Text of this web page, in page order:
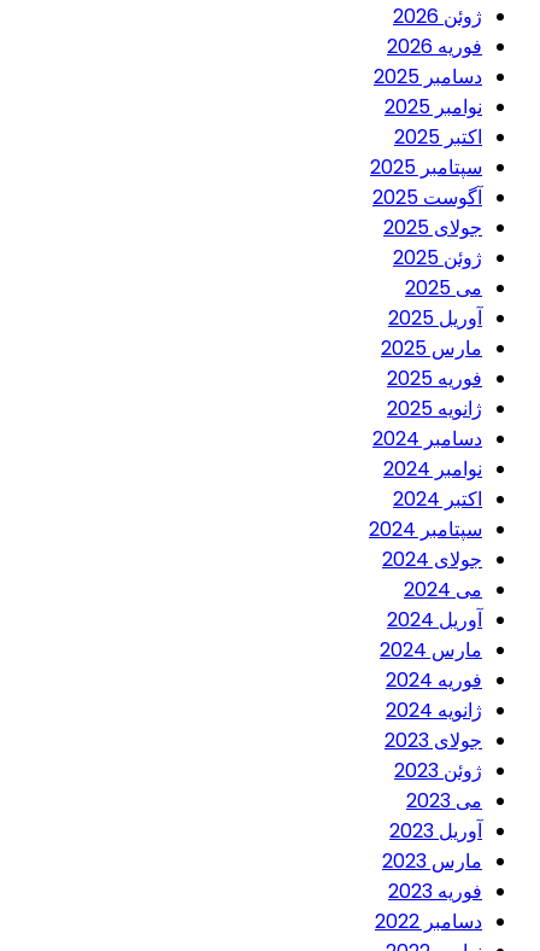
ژوئن 2026
فوریه 2026
دسامبر 2025
نوامبر 2025
اکتبر 2025
سپتامبر 2025
آگوست 2025
جولای 2025
ژوئن 2025
می 2025
آوریل 2025
مارس 2025
فوریه 2025
ژانویه 2025
دسامبر 2024
نوامبر 2024
اکتبر 2024
سپتامبر 2024
جولای 2024
می 2024
آوریل 2024
مارس 2024
فوریه 2024
ژانویه 2024
جولای 2023
ژوئن 2023
می 2023
آوریل 2023
مارس 2023
فوریه 2023
دسامبر 2022